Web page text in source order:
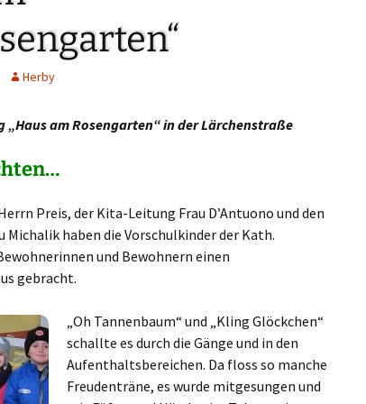
Kath. Kirche Nied (ext.
Link)
(ext. Link)
Haus am Dom (ext. Link)
St. Josef Bornheim (ext.
Link)
PGR – Wahl 2015
und Kirche Mariä Himmelfahrt
Eltern-Kind-GruppeSeniorenarbeit
Herby
„Haus am Rosengarten“ in der Lärchenstraße
Preis, der Kita-Leitung Frau D’Antuono und den
Michalik haben die Vorschulkinder der Kath.
und Bewohnern einen
gebracht.
„Oh Tannenbaum“ und „Kling Glöckchen“
schallte es durch die Gänge und in den
Aufenthaltsbereichen. Da floss so manche
Freudenträne, es wurde mitgesungen und